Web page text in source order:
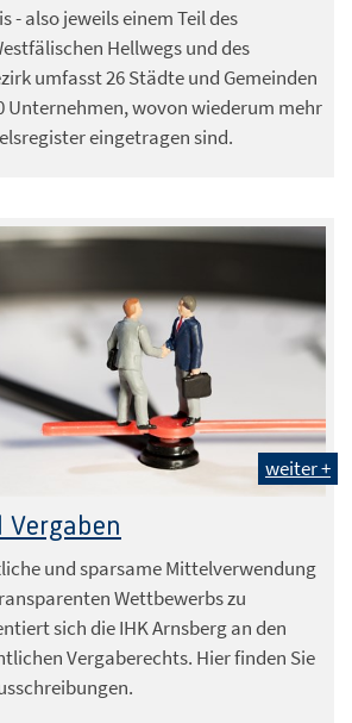
- also jeweils einem Teil des
Hellwegs und des
umfasst 26 Städte und Gemeinden
Unternehmen, wovon wiederum mehr
eingetragen sind.
weiter +
und sparsame Mittelverwendung
Wettbewerbs zu
sich die IHK Arnsberg an den
Vergaberechts. Hier finden Sie